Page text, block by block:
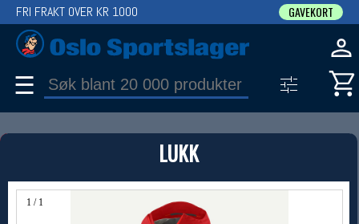
LUKK
1 / 1
FRI FRAKT OVER KR 1000 GAVEKORT
☰
PRODUKT
Produkter (1)
Bruk filter til å spisse søket